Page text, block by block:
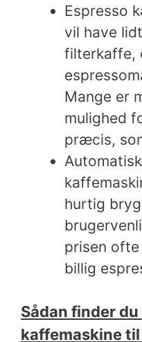
Espresso
vil have
filterkaffe,
Mange er
mulighed
præcis,
hurtig
prisen
billig
Sådan finder
kaffemaskine